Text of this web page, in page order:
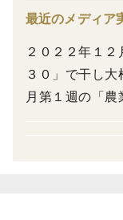
＜品種など＞
『十文字兄弟』っ
十文字町で生ま
変わってそれぞ
最近のメディア
２０２２年１
３０」で干し大根が
月第１週の「